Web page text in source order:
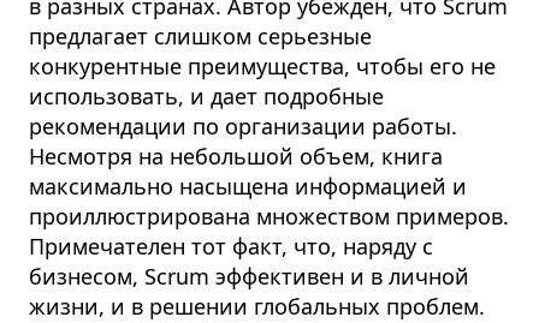
в разных странах. Автор убежден, что Scrum
предлагает слишком серьезные
конкурентные преимущества, чтобы его не
использовать, и дает подробные
рекомендации по организации работы.
Несмотря на небольшой объем, книга
максимально насыщена информацией и
проиллюстрирована множеством примеров.
Примечателен тот факт, что, наряду с
бизнесом, Scrum эффективен и в личной
жизни, и в решении глобальных проблем.